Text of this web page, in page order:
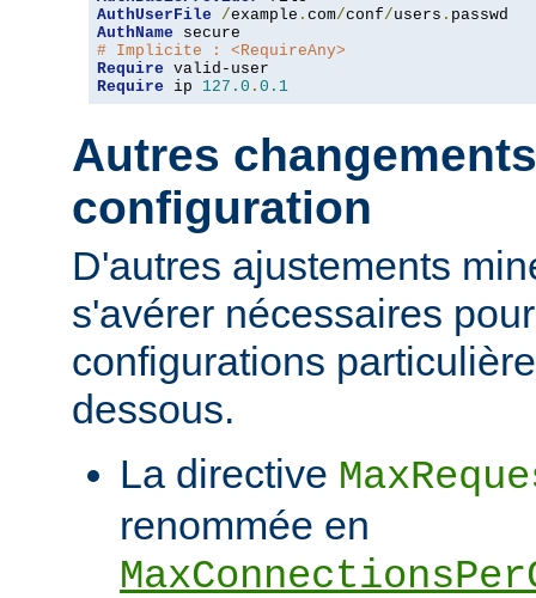
AuthUserFile
/example . com/conf/users .
AuthName
# Implicite : <RequireAny>
Require
Require ip 127.0 . 0.1
Autres
configuration
D'autres ajustements
s'avérer nécessaires
configurations
dessous.
La directive
renommée en